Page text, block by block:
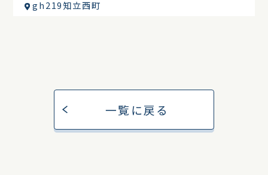
gh219知立西町
一覧に戻る